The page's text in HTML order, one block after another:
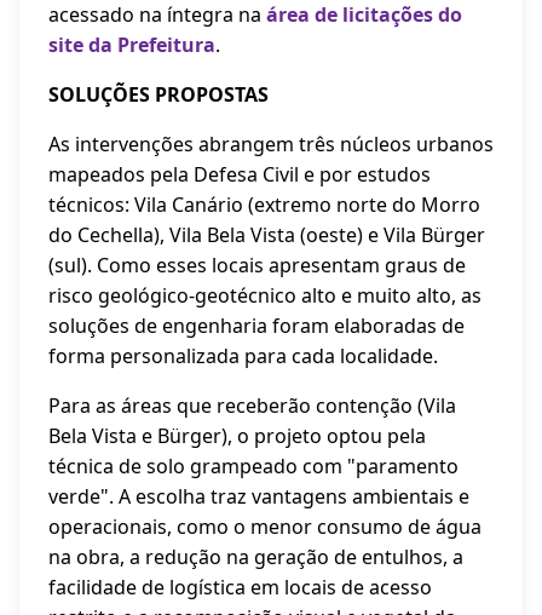
acessado na íntegra na área de licitações do
site da Prefeitura.
SOLUÇÕES PROPOSTAS
As intervenções abrangem três núcleos urbanos
mapeados pela Defesa Civil e por estudos
técnicos: Vila Canário (extremo norte do Morro
do Cechella), Vila Bela Vista (oeste) e Vila Bürger
(sul). Como esses locais apresentam graus de
risco geológico-geotécnico alto e muito alto, as
soluções de engenharia foram elaboradas de
forma personalizada para cada localidade.
Para as áreas que receberão contenção (Vila
Bela Vista e Bürger), o projeto optou pela
técnica de solo grampeado com "paramento
verde". A escolha traz vantagens ambientais e
operacionais, como o menor consumo de água
na obra, a redução na geração de entulhos, a
facilidade de logística em locais de acesso